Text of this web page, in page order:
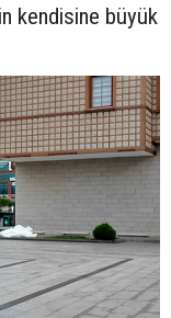
kendisine büyük